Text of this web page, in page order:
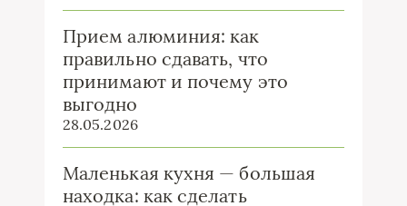
Прием алюминия: как
правильно сдавать, что
принимают и почему это
выгодно
28.05.2026
Маленькая кухня — большая
находка: как сделать